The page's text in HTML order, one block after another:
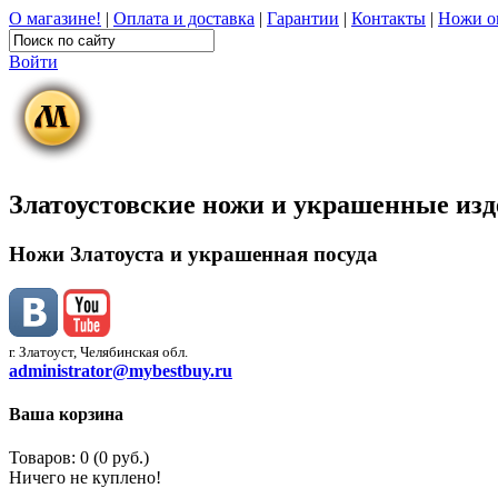
О магазине! | Оплата и доставка | Гарантии | Контакты | Ножи
Войти
Златоустовские ножи и украшенные
Ножи Златоуста и украшенная посуда
г. Златоуст, Челябинская обл.
administrator@mybestbuy.ru
Ваша корзина
Товаров: 0 (0 руб.)
Ничего не куплено!